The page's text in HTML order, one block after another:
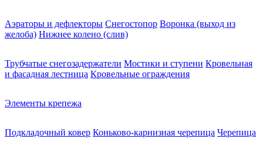
Аэраторы и дефлекторы Снегостопор Воронка (выход из
желоба) Нижнее колено (слив)
Трубчатые снегозадержатели Мостики и ступени Кровельная
и фасадная лестница Кровельные ограждения
Элементы крепежа
Подкладочный ковер Коньково-карнизная черепица Черепица